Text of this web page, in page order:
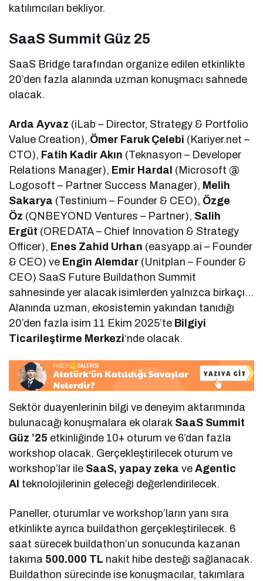
katılımcıları bekliyor.
SaaS Summit Güz 25
SaaS Bridge tarafından organize edilen etkinlikte
20’den fazla alanında uzman konuşmacı sahnede
olacak.
Arda Ayvaz (iLab – Director, Strategy & Portfolio
Value Creation), Ömer Faruk Çelebi (Kariyer.net –
CTO), Fatih Kadir Akın (Teknasyon – Developer
Relations Manager), Emir Hardal (Microsoft @
Logosoft – Partner Success Manager), Melih
Sakarya (Testinium – Founder & CEO), Özge
Öz (QNBEYOND Ventures – Partner), Salih
Ergüt (OREDATA – Chief Innovation & Strategy
Officer), Enes Zahid Urhan (easyapp.ai – Founder
& CEO) ve Engin Alemdar (Unitplan – Founder &
CEO) SaaS Future Buildathon Summit
sahnesinde yer alacak isimlerden yalnızca birkaçı…
Alanında uzman, ekosistemin yakından tanıdığı
20’den fazla isim 11 Ekim 2025’te Bilgiyi
Ticarileştirme Merkezi‘nde olacak.
Sektör duayenlerinin bilgi ve deneyim aktarımında
bulunacağı konuşmalara ek olarak SaaS Summit
Güz ’25 etkinliğinde 10+ oturum ve 6’dan fazla
workshop olacak. Gerçekleştirilecek oturum ve
workshop’lar ile SaaS, yapay zekaveAgentic
AI teknolojilerinin geleceği değerlendirilecek.
Paneller, oturumlar ve workshop’ların yanı sıra
etkinlikte ayrıca buildathon gerçekleştirilecek. 6
saat sürecek buildathon’un sonucunda kazanan
takıma 500.000 TL nakit hibe desteği sağlanacak.
Buildathon sürecinde ise konuşmacılar, takımlara